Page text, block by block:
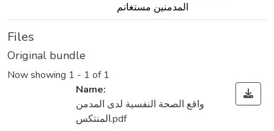
المدمنين مستغانم
Files
Original bundle
Now showing 1 - 1 of 1
Name:
واقع الصحة النفسية لدى المدمن
المنتكس.pdf